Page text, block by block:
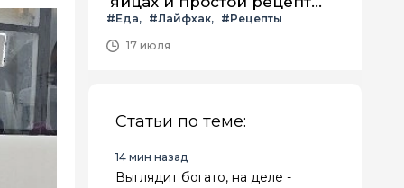
летнего салата с ним
#Еда #Лайфхак
#Рецепты
17 июля
Статьи по теме:
14 мин назад
Выглядит богато, на деле -